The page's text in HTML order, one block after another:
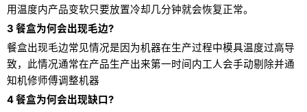
用温度内产品变软只要放置冷却几分钟就会恢复正常。
3 餐盒为何会出现毛边?
餐盒出现毛边常见情况是因为机器在生产过程中模具温度过高导
致，此情况通常在产品生产出来第一时间内工人会手动剔除并通
知机修师傅调整机器
4 餐盒为何会出现缺口?